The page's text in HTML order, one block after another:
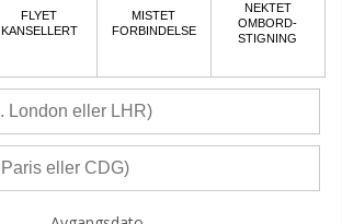
FLYET
KANSELLERT
MISTET
FORBINDELSE
NEKTET
OMBORD-
STIGNING